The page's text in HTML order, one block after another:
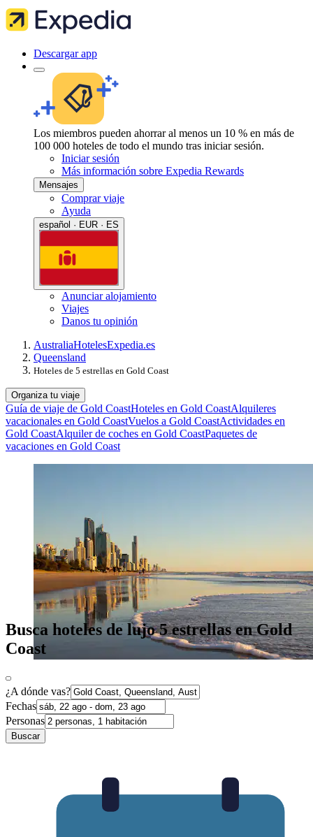
Descargar app
Los miembros pueden ahorrar al menos un 10 % en más de
100 000 hoteles de todo el mundo tras iniciar sesión.
Iniciar sesión
Más información sobre Expedia Rewards
Mensajes
Comprar viaje
Ayuda
español · EUR · ES
Anunciar alojamiento
Viajes
Danos tu opinión
AustraliaHotelesExpedia.es
Queensland
Hoteles de 5 estrellas en Gold Coast
Organiza tu viaje
Guía de viaje de Gold CoastHoteles en Gold CoastAlquileres
vacacionales en Gold CoastVuelos a Gold CoastActividades en
Gold CoastAlquiler de coches en Gold CoastPaquetes de
vacaciones en Gold Coast
Busca hoteles de lujo 5 estrellas en Gold
Coast
¿A dónde vas?
Fechas
Personas
Buscar